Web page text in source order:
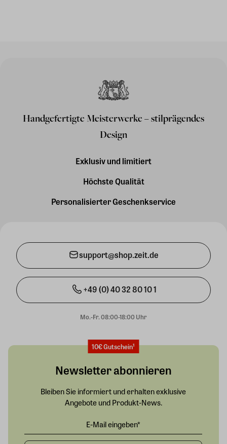
Handgefertigte Meisterwerke – stilprägendes
Design
Exklusiv und limitiert
Höchste Qualität
Personalisierter Geschenkservice
support@shop.zeit.de
+49 (0) 40 32 80 10 1
Mo.-Fr. 08:00-18:00 Uhr
10€ Gutschein¹
Newsletter abonnieren
Bleiben Sie informiert und erhalten exklusive
Angebote und Produkt-News.